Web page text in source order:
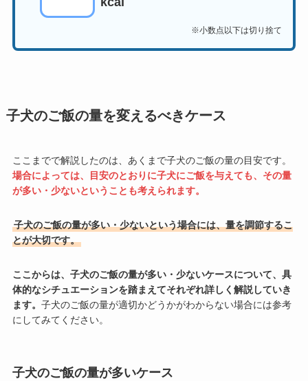
※小数点以下は切り捨て
子犬のご飯の量を変えるべきケース
ここまでで解説したのは、あくまで子犬のご飯の量の目安です。
場合によっては、目安のとおりに子犬にご飯を与えても、その量
が多い・少ないということも考えられます。
子犬のご飯の量が多い・少ないという場合には、量を調節するこ
とが大切です。
ここからは、子犬のご飯の量が多い・少ないケースについて、具
体的なシチュエーションを踏まえてそれぞれ詳しく解説していき
ます。 子犬のご飯の量が適切かどうかがわからない場合には参考
にしてみてください。
子犬のご飯の量が多いケース